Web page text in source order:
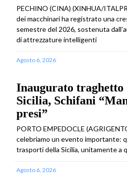
PECHINO (CINA) (XINHUA/
dei macchinari ha registrato una
semestre del 2026, sostenuta
di attrezzature intelligenti
Agosto 6, 2026
Inaugurato traghetto
Sicilia, Schifani
presi”
PORTO EMPEDOCLE
celebriamo un evento importante:
trasporti della Sicilia, unitamente a
Agosto 6, 2026